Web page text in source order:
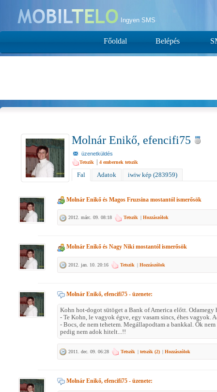
Ingyen SMS
Molnár Enikő, efencifi75
üzenetküldés
Tetszik | 4 embernek tetszik
Fal Adatok iwiw kép (283959)
Molnár Enikő és Magos Fruzsina mostantól ismerősök
2012. márc. 09. 08:18 Tetszik | Hozzászólok
Molnár Enikő és Nagy Niki mostantól ismerősök
2012. jan. 10. 20:16 Tetszik | Hozzászólok
Molnár Enikő, efencifi75 - üzenete:
Kohn hot-dogot sütöget a Bank of America előtt. Odamegy
- Te Kohn, le vagyok égve, egy vasam sincs, éhes vagyok.
- Bocs, de nem tehetem. Megállapodtam a bankkal. Ők
pedig nem adok hitelt...!!
2011. dec. 09. 06:28 Tetszik | tetszik (2) | Hozzászólok
Molnár Enikő, efencifi75 - üzenete:
Főoldal Belépés